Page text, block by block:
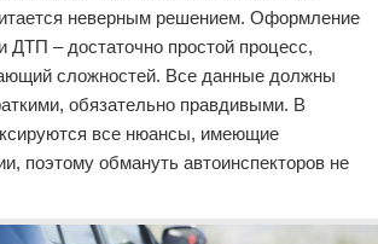
неверным решением. Оформление
ДТП – достаточно простой процесс,
сложностей. Все данные должны
обязательно правдивыми. В
все нюансы, имеющие
поэтому обмануть автоинспекторов не